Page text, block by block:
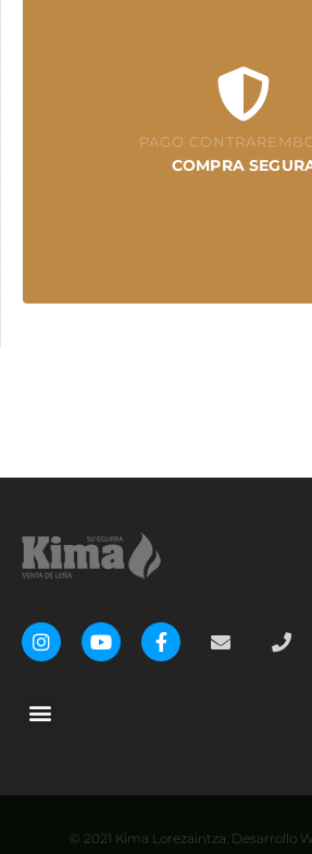
PAGO
COMPRA
© 2021 Kima Lorezaintza. Desarrollo